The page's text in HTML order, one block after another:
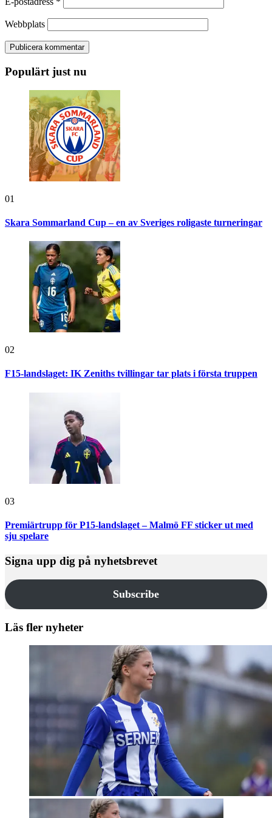
Webbplats
Populärt just nu
01
Skara Sommarland Cup – en av Sveriges roligaste turneringar
02
F15-landslaget: IK Zeniths tvillingar tar plats i första truppen
03
Premiärtrupp för P15-landslaget – Malmö FF sticker ut med
sju spelare
Signa upp dig på nyhetsbrevet
Subscribe
Läs fler nyheter